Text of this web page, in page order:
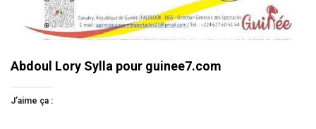
Abdoul Lory Sylla pour guinee7.com
J’aime ça :